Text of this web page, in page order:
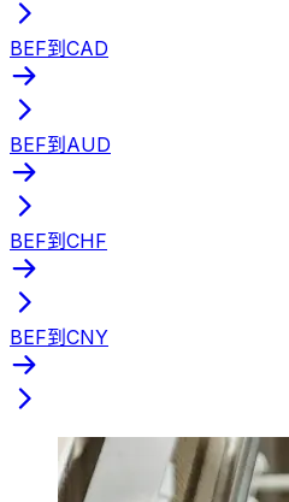
BEF到CAD
BEF到AUD
BEF到CHF
BEF到CNY